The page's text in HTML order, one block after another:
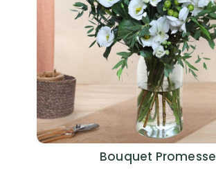
Bouquet Promesse